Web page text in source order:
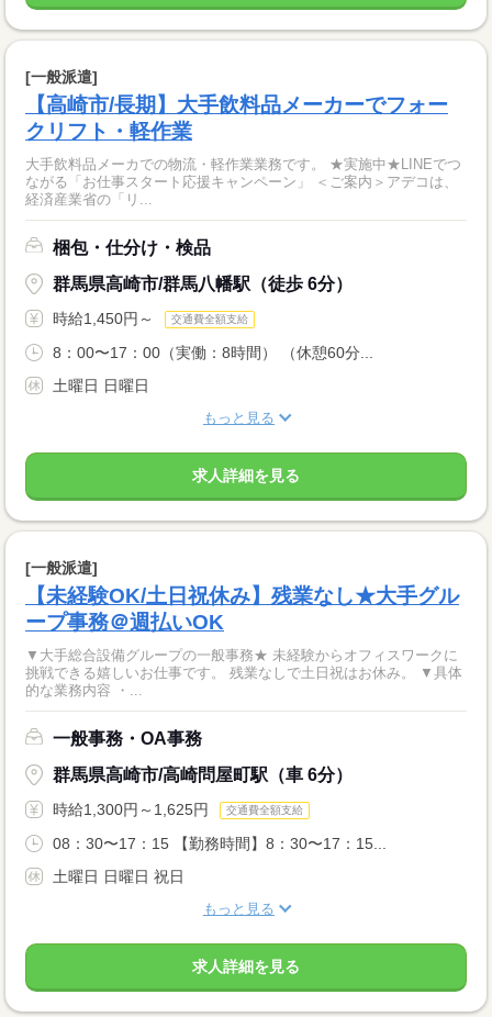
[一般派遣]
【高崎市/長期】大手飲料品メーカーでフォー
クリフト・軽作業
大手飲料品メーカでの物流・軽作業業務です。 ★実施中★LINEでつ
ながる「お仕事スタート応援キャンペーン」 ＜ご案内＞アデコは、
経済産業省の「リ...
梱包・仕分け・検品
群馬県高崎市/群馬八幡駅（徒歩 6分）
時給1,450円～ 交通費全額支給
8：00〜17：00（実働：8時間） （休憩60分...
土曜日 日曜日
もっと見る
求人詳細を見る
[一般派遣]
【未経験OK/土日祝休み】残業なし★大手グル
ープ事務＠週払いOK
▼大手総合設備グループの一般事務★ 未経験からオフィスワークに
挑戦できる嬉しいお仕事です。 残業なしで土日祝はお休み。 ▼具体
的な業務内容 ・...
一般事務・OA事務
群馬県高崎市/高崎問屋町駅（車 6分）
時給1,300円～1,625円 交通費全額支給
08：30〜17：15 【勤務時間】8：30〜17：15...
土曜日 日曜日 祝日
もっと見る
求人詳細を見る